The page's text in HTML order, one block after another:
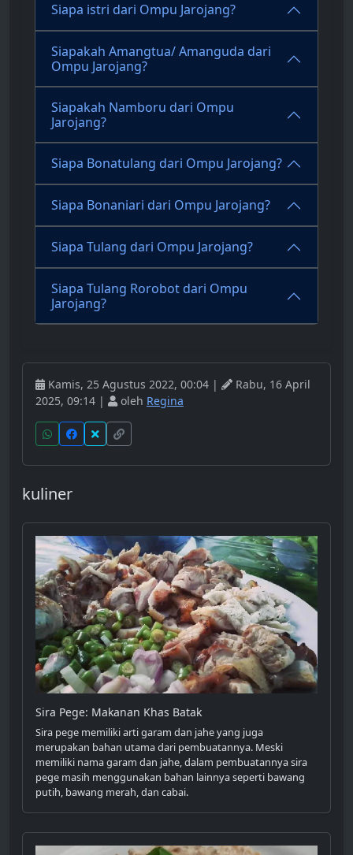
Siapa istri dari Ompu Jarojang?
Siapakah Amangtua/ Amanguda dari
Ompu Jarojang?
Siapakah Namboru dari Ompu
Jarojang?
Siapa Bonatulang dari Ompu Jarojang?
Siapa Bonaniari dari Ompu Jarojang?
Siapa Tulang dari Ompu Jarojang?
Siapa Tulang Rorobot dari Ompu
Jarojang?
Kamis, 25 Agustus 2022, 00:04 |
Rabu, 16 April
2025, 09:14 |
oleh Regina
kuliner
Sira Pege: Makanan Khas Batak
Sira pege memiliki arti garam dan jahe yang juga
merupakan bahan utama dari pembuatannya. Meski
memiliki nama garam dan jahe, dalam pembuatannya sira
pege masih menggunakan bahan lainnya seperti bawang
putih, bawang merah, dan cabai.